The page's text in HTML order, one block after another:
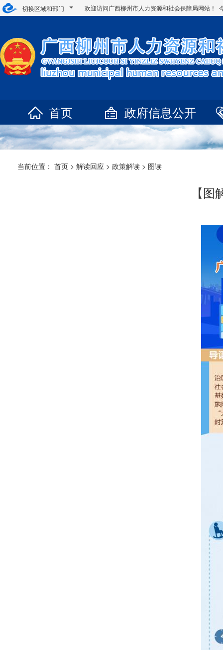
切换区域和部门 欢迎访问广西柳州市人力资源和社会保障局网站！
首页 政府信息公开
当前位置： 首页 > 解读回应 > 政策解读 > 图读
【